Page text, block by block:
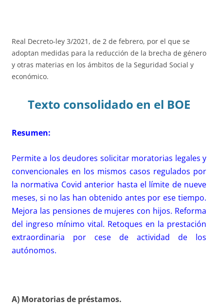
Real Decreto-ley 3/2021, de 2 de febrero, por el que se
adoptan medidas para la reducción de la brecha de género
y otras materias en los ámbitos de la Seguridad Social y
económico.
Texto consolidado en el BOE
Resumen:
Permite a los deudores solicitar moratorias legales y
convencionales en los mismos casos regulados por
la normativa Covid anterior hasta el límite de nueve
meses, si no las han obtenido antes por ese tiempo.
Mejora las pensiones de mujeres con hijos. Reforma
del ingreso mínimo vital. Retoques en la prestación
extraordinaria por cese de actividad de los
autónomos.
A) Moratorias de préstamos.